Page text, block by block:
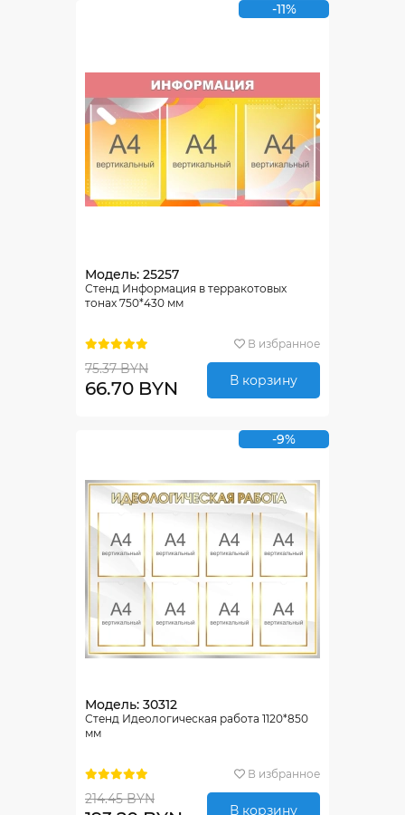
-11%
Модель: 25257
Стенд Информация в терракотовых
тонах 750*430 мм
В избранное
75.37 BYN
66.70 BYN В корзину
-9%
Модель: 30312
Стенд Идеологическая работа 1120*850
мм
В избранное
214.45 BYN
В корзину